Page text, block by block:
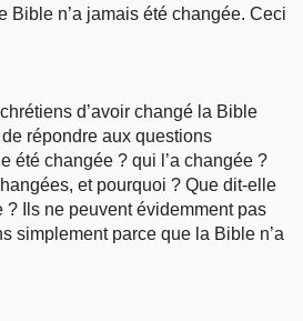
Bible n’a jamais été changée. Ceci
d’avoir changé la Bible
répondre aux questions
été changée ? qui l’a changée ?
et pourquoi ? Que dit-elle
Ils ne peuvent évidemment pas
simplement parce que la Bible n’a